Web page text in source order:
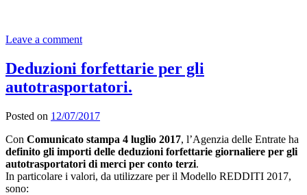
Leave a comment
Deduzioni forfettarie per gli
autotrasportatori.
Posted on 12/07/2017
Con Comunicato stampa 4 luglio 2017, l’Agenzia delle Entrate ha
definito gli importi delle deduzioni forfettarie giornaliere per gli
autotrasportatori di merci per conto terzi.
In particolare i valori, da utilizzare per il Modello REDDITI 2017,
sono: